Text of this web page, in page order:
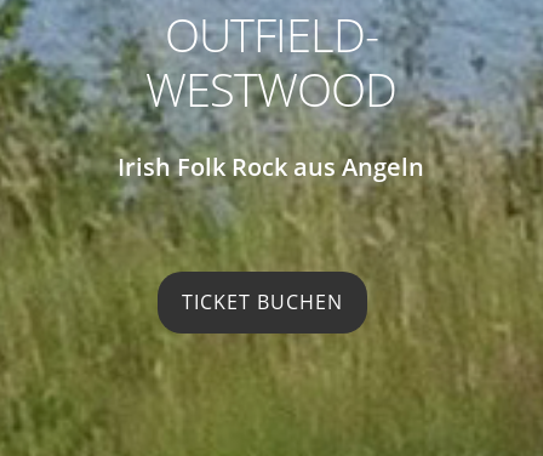
OUTFIELD-
WESTWOOD
Irish Folk Rock aus Angeln
TICKET BUCHEN